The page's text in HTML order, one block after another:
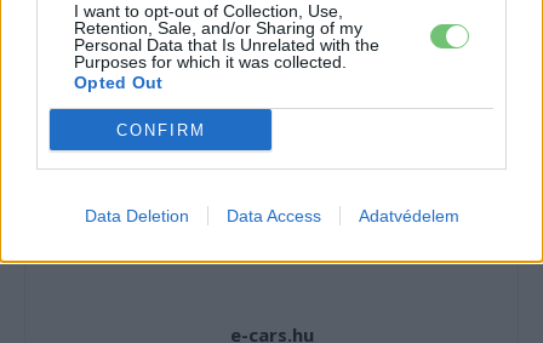
I want to opt-out of Collection, Use,
Retention, Sale, and/or Sharing of my
Personal Data that Is Unrelated with the
Purposes for which it was collected.
Opted Out
CONFIRM
Data Deletion Data Access Adatvédelem
e-cars.hu